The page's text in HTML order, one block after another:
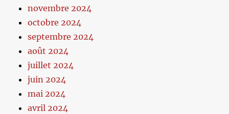
novembre 2024
octobre 2024
septembre 2024
août 2024
juillet 2024
juin 2024
mai 2024
avril 2024